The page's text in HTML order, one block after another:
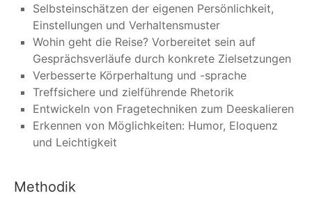
Selbsteinschätzen der eigenen Persönlichkeit,
Einstellungen und Verhaltensmuster
Wohin geht die Reise? Vorbereitet sein auf
Gesprächsverläufe durch konkrete Zielsetzungen
Verbesserte Körperhaltung und -sprache
Treffsichere und zielführende Rhetorik
Entwickeln von Fragetechniken zum Deeskalieren
Erkennen von Möglichkeiten: Humor, Eloquenz
und Leichtigkeit
Methodik